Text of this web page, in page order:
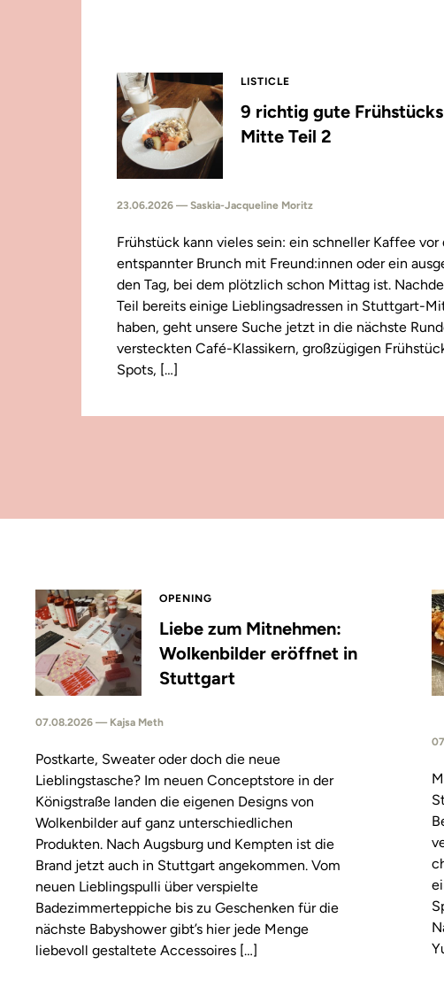
LISTICLE
9 richtig gute
Mitte Teil 2
23.06.2026 — Saskia-Jacqueline Moritz
Frühstück kann vieles sein: ein schneller Kaffee vor
entspannter Brunch mit Freund:innen oder ein
den Tag, bei dem plötzlich schon Mittag ist.
Teil bereits einige Lieblingsadressen in Stuttgart-
haben, geht unsere Suche jetzt in die nächste
versteckten Café-Klassikern, großzügigen
Spots, […]
OPENING
Liebe zum Mitnehmen:
Wolkenbilder eröffnet in
Stuttgart
07.08.2026 — Kajsa Meth
Postkarte, Sweater oder doch die neue
Lieblingstasche? Im neuen Conceptstore in der
Königstraße landen die eigenen Designs von
Wolkenbilder auf ganz unterschiedlichen
Produkten. Nach Augsburg und Kempten ist die
Brand jetzt auch in Stuttgart angekommen. Vom
neuen Lieblingspulli über verspielte
Badezimmerteppiche bis zu Geschenken für die
nächste Babyshower gibt’s hier jede Menge
liebevoll gestaltete Accessoires […]